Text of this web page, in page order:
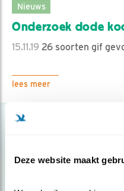
Deze website maakt
Nieuws
Onderzoek dode
15.11.19 26 soorten gif
lees meer